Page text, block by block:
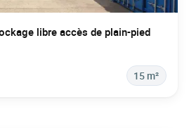
libre accès de plain-pied
15 m²